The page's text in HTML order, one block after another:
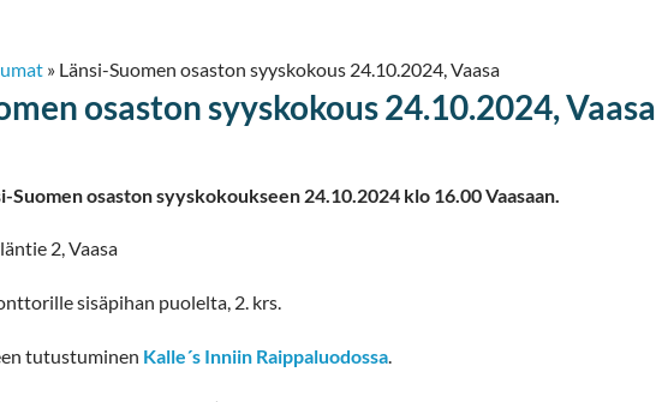
» Länsi-Suomen osaston syyskokous 24.10.2024, Vaasa
osaston syyskokous 24.10.2024, Vaasa
Suomen osaston syyskokoukseen 24.10.2024 klo 16.00 Vaasaan.
2, Vaasa
sisäpihan puolelta, 2. krs.
tutustuminen Kalle´s Inniin Raippaluodossa